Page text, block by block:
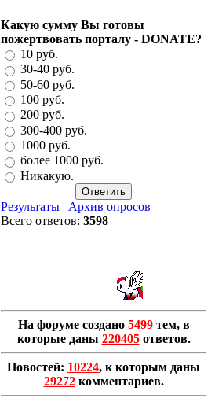
Какую сумму Вы готовы
пожертвовать порталу - DONATE?
10 руб.
30-40 руб.
50-60 руб.
100 руб.
200 руб.
300-400 руб.
1000 руб.
более 1000 руб.
Никакую.
Результаты | Архив опросов
Всего ответов: 3598
На форуме создано 5499тем, в
которые даны 220405ответов.
Новостей: 10224, к которым даны
29272комментариев.